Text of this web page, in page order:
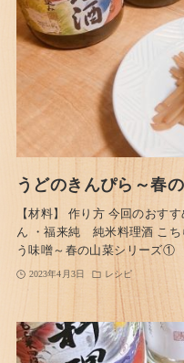
うどのきんぴら～春
【材料】 作り方 今回のおす
ん ・福来純 純米料理酒 こち
う味噌～春の山菜シリーズ①
2023年4月3日 レシピ